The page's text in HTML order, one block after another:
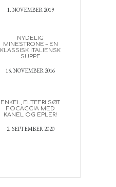
1. NOVEMBER 2019
NYDELIG
MINESTRONE – EN
KLASSISK ITALIENSK
SUPPE
15. NOVEMBER 2016
ENKEL, ELTEFRI SØT
FOCACCIA MED
KANEL OG EPLER!
2. SEPTEMBER 2020